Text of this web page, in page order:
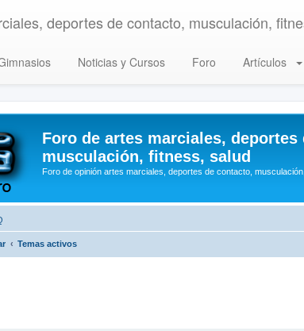
deportes de contacto, musculación,
Noticias y Cursos Foro Artículos
Foro de artes marciales, deportes
musculación, fitness, salud
Foro de opinión artes marciales, deportes de contacto,
Temas activos